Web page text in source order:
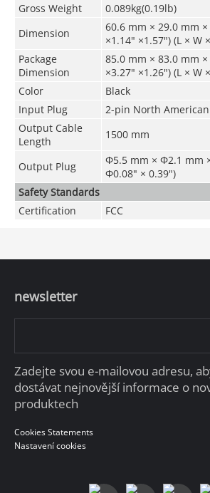
Gross Weight
0.089kg(0.19lb)
Dimension
60.6 mm × 29.0 mm
×1.14" ×1.57") (L × W
Package
Dimension
85.0 mm × 83.0 mm
×3.27" ×1.26") (L × W
Color
Black
Input Plug
2-pin North
Output Cable
Length
1500 mm
Output Plug
Φ5.5 mm × Φ2.1 mm
Φ0.08" × 0.39")
Safety Standards
Certification
FCC
newsletter
Zadejte svou e-mailovou adresu,
dostávat nejnovější informace o
produktech
Cookies Statements
Nastavení cookies